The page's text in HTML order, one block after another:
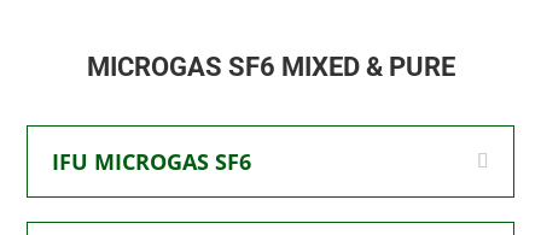
MICROGAS SF6 MIXED & PURE
IFU MICROGAS SF6